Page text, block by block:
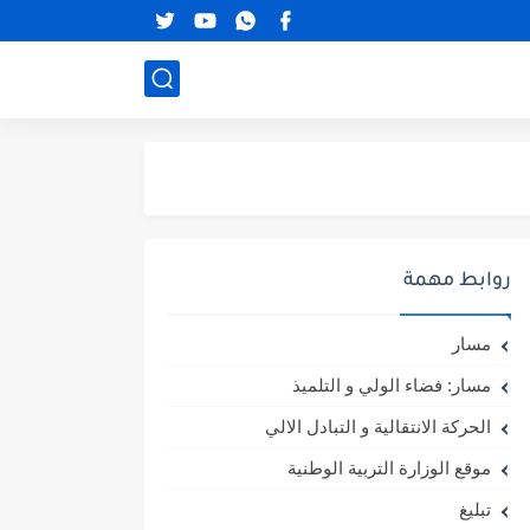
روابط مهمة
مسار
مسار: فضاء الولي و التلميذ
الحركة الانتقالية و التبادل الالي
موقع الوزارة التربية الوطنية
تبليغ